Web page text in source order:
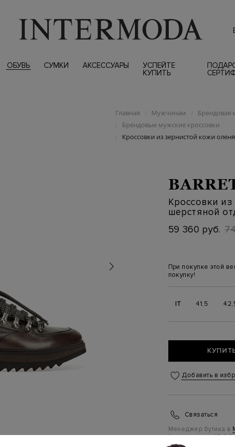
ОБУВЬ СУМКИ АКСЕССУАРЫ
УСПЕЙТЕ
КУПИТЬ
Главная / Мужчинам / Брендовая
/ Брендовые мужские кроссовки
/ Кроссовки из зернистой кожи
Кроссовки
шерстяной
59 360 руб.
При покупке этой
покупку!
IT 41,5
Добавить в
Связаться
Менеджер бутика в
(ежедневно с 10:00